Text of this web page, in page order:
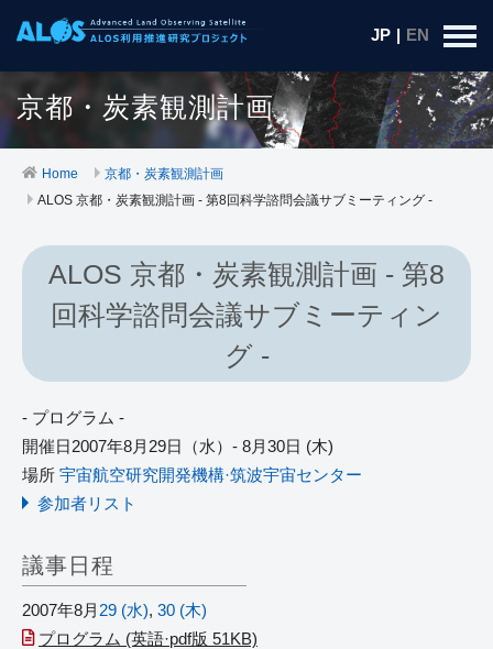
JP | EN
京都・炭素観測計画
Home
京都・炭素観測計画
ALOS 京都・炭素観測計画 - 第8回科学諮問会議サブミーティング -
ALOS 京都・炭素観測計画 - 第8
回科学諮問会議サブミーティン
グ -
- プログラム -
開催日2007年8月29日（水）- 8月30日 (木)
場所 宇宙航空研究開発機構·筑波宇宙センター
参加者リスト
議事日程
2007年8月 29 (水), 30 (木)
プログラム (英語·pdf版 51KB)